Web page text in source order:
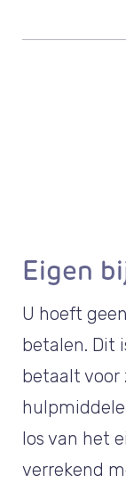
Eigen
U hoeft
betalen. Dit
betaalt voor
los van het
verrekend